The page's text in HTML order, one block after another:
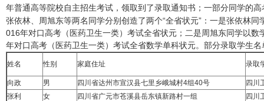
年普通高等院校自主招生考试，领取到了录取通知书；一部分同学的
张依林、周旭东等两名同学分别创造了两个“全省状元”：一是张依林同
016年对口高考（医药卫生一类）考试全省状元；二是周旭东同学以数
年对口高考（医药卫生一类）考试全省数学单科状元。部分录取学生
姓名 性别 家庭住址 录取
向政 男 四川省达州市宣汉县七里乡峨城村4组40号
四川
张利
女 四川省广元市苍溪县岳东镇新路村一组
四川